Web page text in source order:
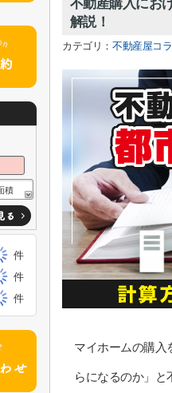
不動産購入にお
解説！
カテゴリ：不動産屋コ
マイホームの購入
らになるのか」と
積
件
件
件